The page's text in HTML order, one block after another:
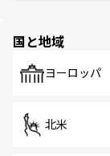
で、
国と地域
ヨーロッパ
北米